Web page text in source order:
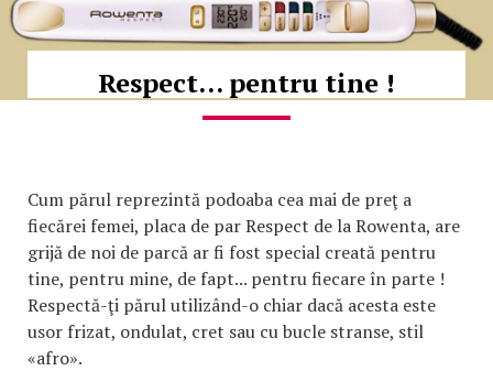
Respect... pentru tine !
Cum părul reprezintă podoaba cea mai de preţ a
fiecărei femei, placa de par Respect de la Rowenta, are
grijă de noi de parcă ar fi fost special creată pentru
tine, pentru mine, de fapt... pentru fiecare în parte !
Respectă-ţi părul utilizând-o chiar dacă acesta este
usor frizat, ondulat, cret sau cu bucle stranse, stil
«afro».